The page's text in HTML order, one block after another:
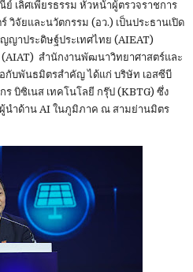
เลิศเพียรธรรม หัวหน้าผู้ตรวจราชการ
วิจัยและนวัตกรรม (อว.) เป็นประธานเปิด
ญาประดิษฐ์ประเทศไทย (AIEAT)
สำนักงานพัฒนาวิทยาศาสตร์และ
กับพันธมิตรสำคัญ ได้แก่ บริษัท เอสซีบี
บิซิเนส เทคโนโลยี กรุ๊ป (KBTG) ซึ่ง
นำด้าน AI ในภูมิภาค ณ สามย่านมิตร